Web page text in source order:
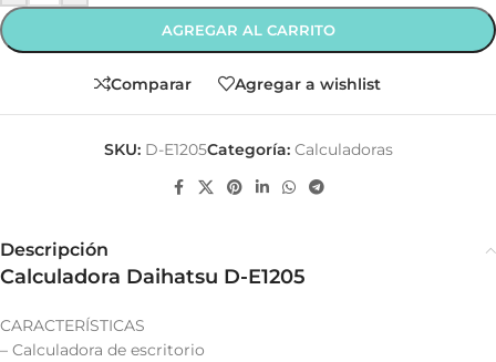
AGREGAR AL CARRITO
Comparar Agregar a wishlist
SKU: D-E1205Categoría: Calculadoras
Descripción
Calculadora Daihatsu D-E1205
CARACTERÍSTICAS
– Calculadora de escritorio